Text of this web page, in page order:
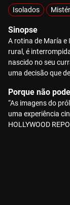
Isolados
Sinopse
A rotina de María e
rural, é
nascido no seu
uma decisão que
Porque não
“As imagens do
uma experiência
HOLLYWOOD